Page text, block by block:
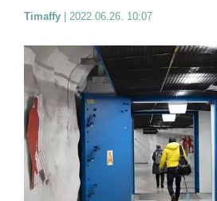
Timaffy 2022.06.26. 10:07